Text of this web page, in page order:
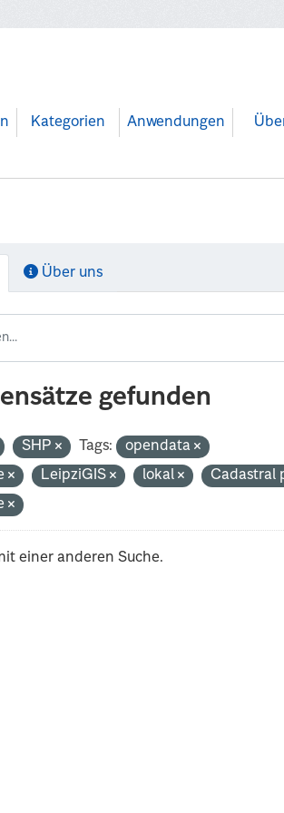
Kategorien Anwendungen
Über uns
gefunden
SHP Tags:
opendata
LeipziGIS lokal
Cadastral
einer anderen Suche.